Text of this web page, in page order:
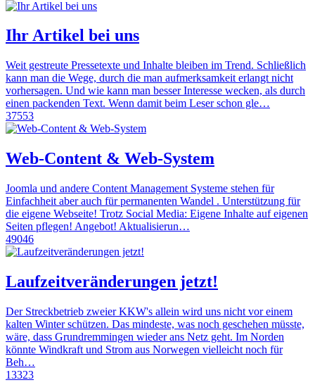
Ihr Artikel bei uns
Weit gestreute Pressetexte und Inhalte bleiben im Trend. Schließlich
kann man die Wege, durch die man aufmerksamkeit erlangt nicht
vorhersagen. Und wie kann man besser Interesse wecken, als durch
einen packenden Text. Wenn damit beim Leser schon gle…
37553
Web-Content & Web-System
Joomla und andere Content Management Systeme stehen für
Einfachheit aber auch für permanenten Wandel . Unterstützung für
die eigene Webseite! Trotz Social Media: Eigene Inhalte auf eigenen
Seiten pflegen! Angebot! Aktualisierun…
49046
Laufzeitveränderungen jetzt!
Der Streckbetrieb zweier KKW's allein wird uns nicht vor einem
kalten Winter schützen. Das mindeste, was noch geschehen müsste,
wäre, dass Grundremmingen wieder ans Netz geht. Im Norden
könnte Windkraft und Strom aus Norwegen vielleicht noch für
Beh…
13323